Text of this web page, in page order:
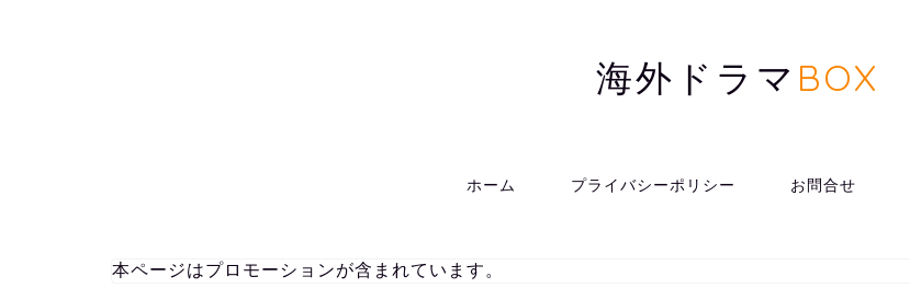
海外ドラマ BOX
ホーム プライバシーポリシー お問合せ
本ページはプロモーションが含まれています。